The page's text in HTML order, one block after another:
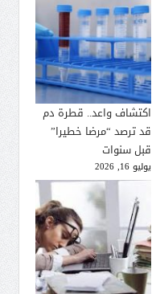
اكتشاف واعد.. قطرة دم
قد ترصد “مرضا خطيرا”
قبل سنوات
يوليو 16, 2026